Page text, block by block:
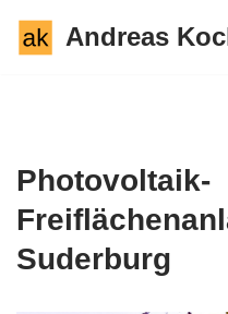
Zum
Andreas
Photovoltaik-
Suderburg